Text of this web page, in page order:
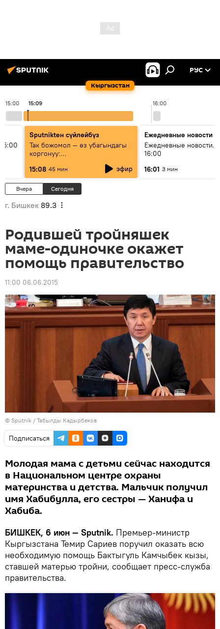
Кыргызстан
РУС
15:00 16:00
15:09
Sputnikteн сүйлөйбүз
Так божомол — өз убагындагы
коргонуу:
гидрометеорологиялык кызмат
кантип өркүндөтүлүүдө
15:08 45 мин эфир
Ежедневные новости
Ежедневные новости.
16:00
16:01 3 мин
Вчера Сегодня
г. Бишкек 89.3
Родившей тройняшек
маме-одиночке окажет
помощь правительство
11:00 06.06.2015
© Sputnik / Табылды Кадырбеков
Подписаться
Молодая мама с детьми сейчас находится
в Национальном центре охраны
материнства и детства. Мальчик получил
имя Хабибулла, его сестры — Ханифа и
Хабиба.
БИШКЕК, 6 июн — Sputnik. Премьер-министр
Кыргызстана Темир Сариев поручил оказать всю
необходимую помощь Бактыгуль Камчыбек кызы,
ставшей матерью тройни, сообщает пресс-служба
правительства.